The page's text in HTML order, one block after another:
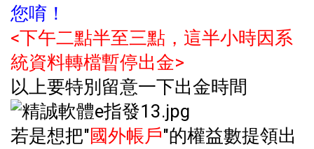
您唷！
<下午二點半至三點，這半小時因系
統資料轉檔暫停出金>
以上要特別留意一下出金時間
若是想把"國外帳戶"的權益數提領出